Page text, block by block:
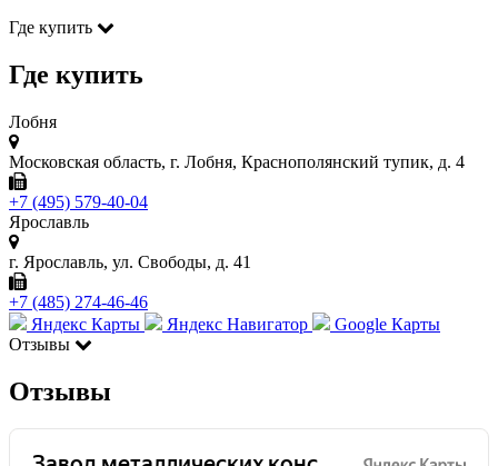
Где купить
Где купить
Лобня
Московская область, г. Лобня, Краснополянский тупик, д. 4
+7 (495) 579-40-04
Ярославль
г. Ярославль, ул. Свободы, д. 41
+7 (485) 274-46-46
Яндекс Карты
Яндекс Навигатор
Google Карты
Отзывы
Отзывы